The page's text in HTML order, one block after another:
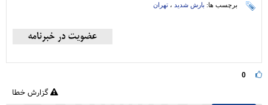
برچسب ها: بارش شدید ، تهران
0
گزارش خطا